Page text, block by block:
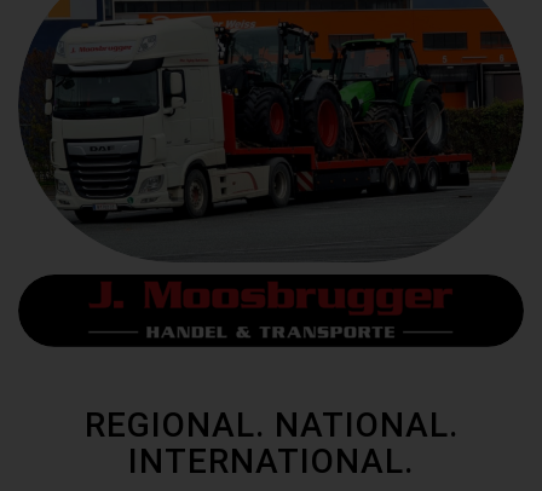
REGIONAL. NATIONAL.
INTERNATIONAL.